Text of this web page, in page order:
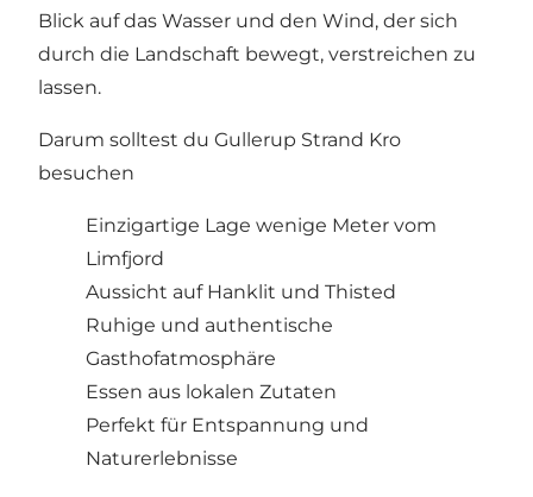
Blick auf das Wasser und den Wind, der sich
durch die Landschaft bewegt, verstreichen zu
lassen.
Darum solltest du Gullerup Strand Kro
besuchen
Einzigartige Lage wenige Meter vom
Limfjord
Aussicht auf Hanklit und Thisted
Ruhige und authentische
Gasthofatmosphäre
Essen aus lokalen Zutaten
Perfekt für Entspannung und
Naturerlebnisse